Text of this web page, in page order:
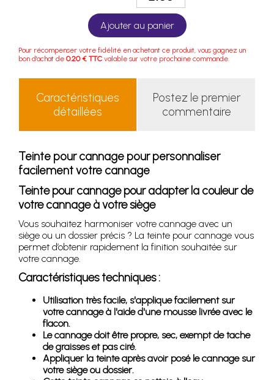
Ajouter au panier
Pour récompenser votre fidélité en achetant ce produit, vous gagnez un
bon d'achat de 0.20 € TTC valable sur votre prochaine commande.
Caractéristiques
détaillées
Postez le premier
commentaire
Teinte pour cannage pour personnaliser
facilement votre cannage
Teinte pour cannage pour adapter la couleur de
votre cannage à votre siège
Vous souhaitez harmoniser votre cannage avec un
siège ou un dossier précis ? La teinte pour cannage vous
permet d’obtenir rapidement la finition souhaitée sur
votre cannage.
Caractéristiques techniques :
Utilisation très facile, s'applique facilement sur
votre cannage à l'aide d'une mousse livrée avec le
flacon.
Le cannage doit être propre, sec, exempt de tache
de graisses et pas ciré.
Appliquer la teinte après avoir posé le cannage sur
votre siège ou dossier.